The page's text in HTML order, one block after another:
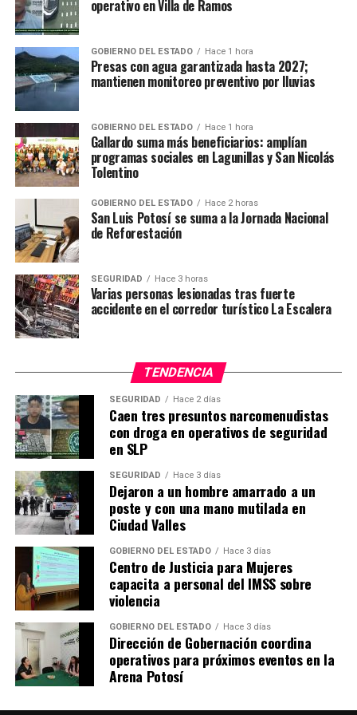
Pronóstico para mañana
El Frente Frío Número 7 y la masa de aire que lo
impulsa, originarán ambiente frío en el noreste, el
centro y oriente del país, con temperaturas matutinas
montaña de Baja California, Sonora, Chihuahua,
Coahuila, Durango y Zacatecas, y temperaturas de 0 a 5
grados Celsius en sierras de Nuevo León, Tamaulipas,
San Luis Potosí, Michoacán, Aguascalientes, Guanajuato,
Querétaro, Estado de México, Puebla, Hidalgo, Tlaxcala y
Veracruz.
Asimismo, generarán evento de Norte con rachas que
podrían superar 80 km/h y olas de 2 a 4 m en el litoral
sur de Veracruz, Tabasco, el Istmo y Golfo de
Tehuantepec; evento de Norte con rachas mayores a 50
km/h en las costas de Tamaulipas, Veracruz y
Campeche; rachas de viento superiores a 40 km/h en
zonas de Puebla, Oaxaca y Chiapas; lluvias torrenciales
en Tabasco, Chiapas y Campeche; lluvias intensas en el
sur de Veracruz, y muy fuertes en Puebla, Oaxaca,
Yucatán y Quintana Roo.
El desplazamiento de la Onda Tropical Número 46 por
el suroeste de Jalisco y la entrada de humedad
proveniente de ambos océanos, propiciarán lluvias
fuertes en Michoacán, Guerrero y Estado de México;
operativo en Villa de Ramos
GOBIERNO DEL ESTADO Hace 1 hora
Presas con agua garantizada hasta 2027;
mantienen monitoreo preventivo por lluvias
GOBIERNO DEL ESTADO Hace 1 hora
Gallardo suma más beneficiarios: amplían
programas sociales en Lagunillas y San Nicolás
Tolentino
GOBIERNO DEL ESTADO Hace 2 horas
San Luis Potosí se suma a la Jornada Nacional
de Reforestación
SEGURIDAD Hace 3 horas
Varias personas lesionadas tras fuerte
accidente en el corredor turístico La Escalera
TENDENCIA
SEGURIDAD Hace 2 días
Caen tres presuntos narcomenudistas
con droga en operativos de seguridad
en SLP
SEGURIDAD Hace 3 días
Dejaron a un hombre amarrado a un
poste y con una mano mutilada en
Ciudad Valles
GOBIERNO DEL ESTADO Hace 3 días
Centro de Justicia para Mujeres
capacita a personal del IMSS sobre
violencia
GOBIERNO DEL ESTADO Hace 3 días
Dirección de Gobernación coordina
operativos para próximos eventos en la
Arena Potosí